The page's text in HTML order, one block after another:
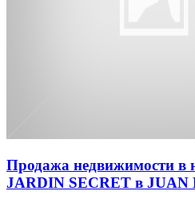
Продажа недвижимости в
JARDIN SECRET в JUAN